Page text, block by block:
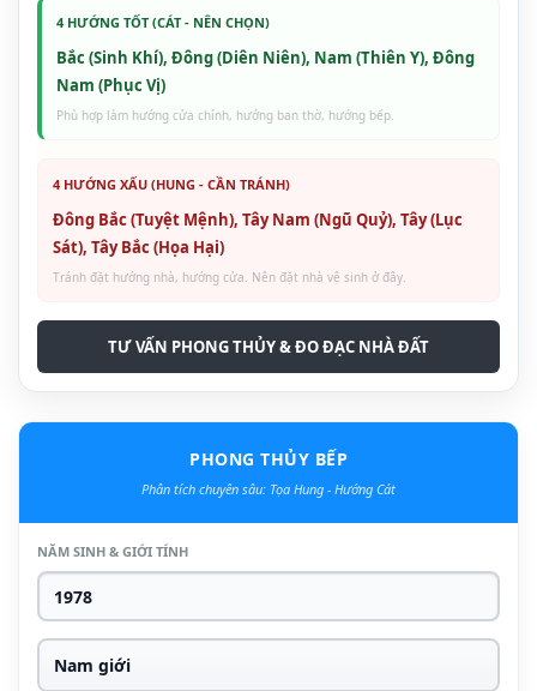
4 HƯỚNG TỐT (CÁT - NÊN CHỌN)
Bắc (Sinh Khí), Đông (Diên Niên), Nam (Thiên Y), Đông
Nam (Phục Vị)
Phù hợp làm hướng cửa chính, hướng ban thờ, hướng bếp.
4 HƯỚNG XẤU (HUNG - CẦN TRÁNH)
Đông Bắc (Tuyệt Mệnh), Tây Nam (Ngũ Quỷ), Tây (Lục
Sát), Tây Bắc (Họa Hại)
Tránh đặt hướng nhà, hướng cửa. Nên đặt nhà vệ sinh ở đây.
TƯ VẤN PHONG THỦY & ĐO ĐẠC NHÀ ĐẤT
PHONG THỦY BẾP
Phân tích chuyên sâu: Tọa Hung - Hướng Cát
NĂM SINH & GIỚI TÍNH